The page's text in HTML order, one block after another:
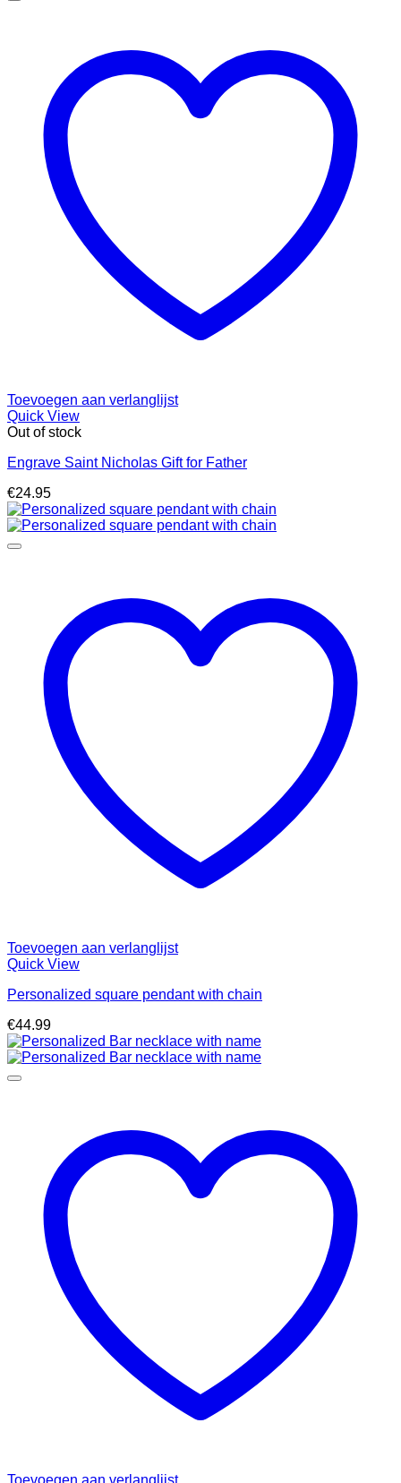
Toevoegen aan verlanglijst
Quick View
Out of stock
Engrave Saint Nicholas Gift for Father
€24.95
Toevoegen aan verlanglijst
Quick View
Personalized square pendant with chain
€44.99
Toevoegen aan verlanglijst